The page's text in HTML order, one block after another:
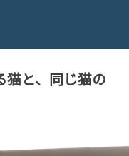
猫と、同じ猫の